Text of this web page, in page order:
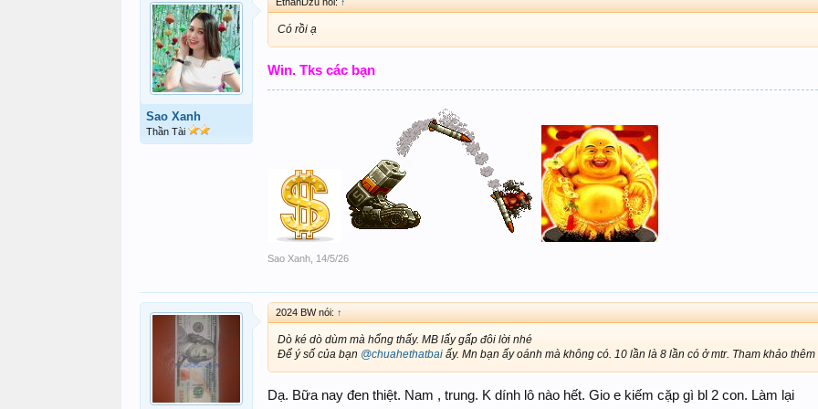
Sao Xanh
Thần Tài
Có rồi ạ
Win. Tks các bạn
Sao Xanh 14/5/26
2024 BW nói: ↑
Dò ké dò dùm mà hổng thấy. MB lấy gấp đôi lời nhé
Để ý số của bạn @chuahethatbai ấy. Mn bạn ấy oánh mà không có. 10 lần là 8 lần có ở mtr. Tham khảo thêm
Dạ. Bữa nay đen thiệt. Nam , trung. K dính lô nào hết. Gio e kiếm cặp gì bl 2 con. Làm lại